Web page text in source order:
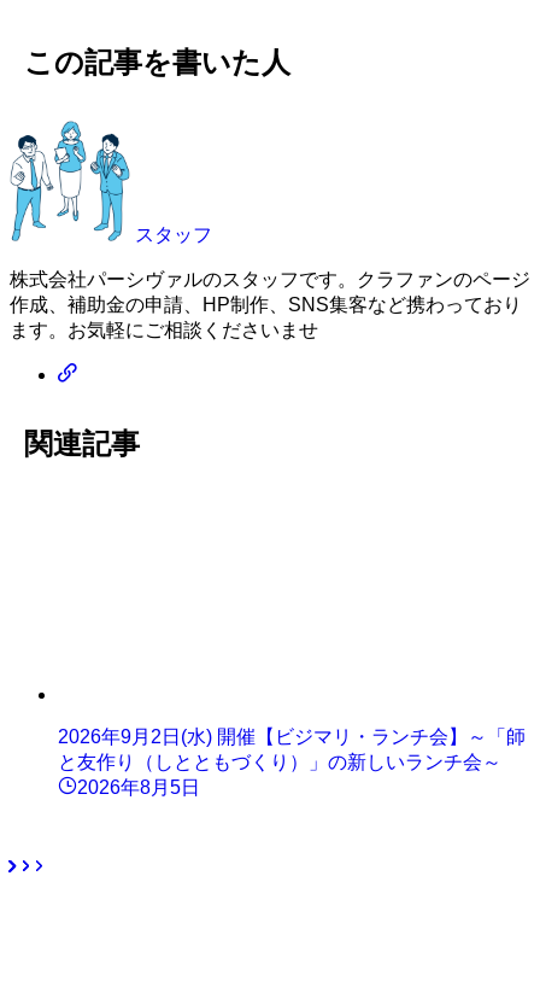
この記事を書いた人
スタッフ
株式会社パーシヴァルのスタッフです。クラファンのページ
作成、補助金の申請、HP制作、SNS集客など携わっており
ます。お気軽にご相談くださいませ
関連記事
2026年9月2日(水) 開催【ビジマリ・ランチ会】～「師
と友作り（しとともづくり）」の新しいランチ会～
2026年8月5日